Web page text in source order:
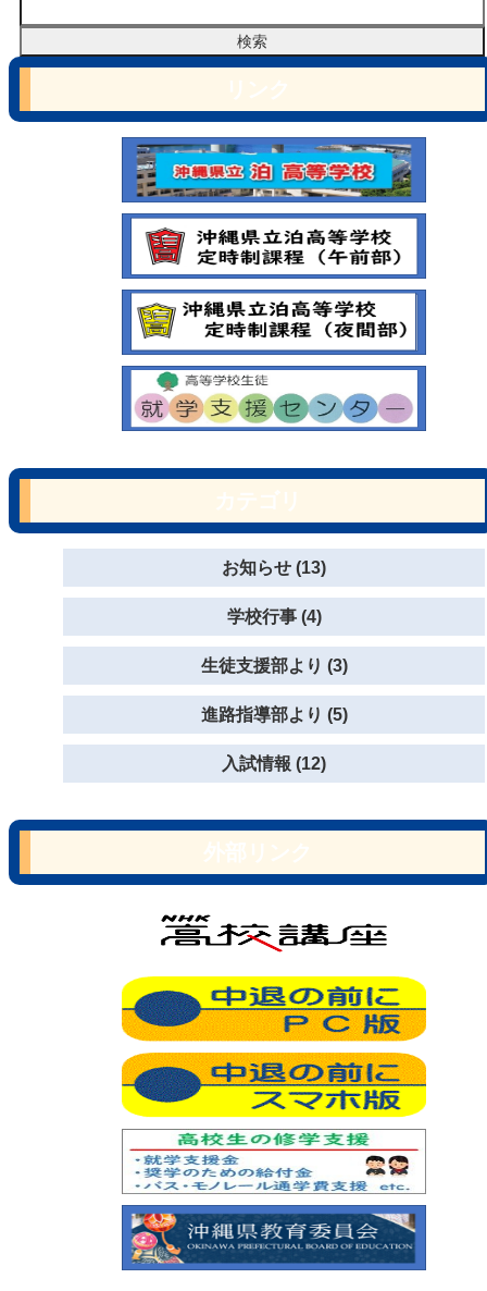
お知らせ (13)
学校行事 (4)
生徒支援部より (3)
進路指導部より (5)
入試情報 (12)